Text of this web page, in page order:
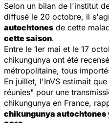
Selon un bilan de l'institut
diffusé le 20 octobre, il
autochtones de cette
cette saison.
Entre le 1er mai et le 17
chikungunya ont été
métropolitaine, tous
En juillet, l'InVS estimait
réunies" pour une
chikungunya en France,
chikungunya autochtones